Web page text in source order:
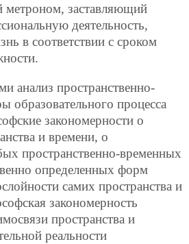
заставляющий
деятельность,
в соответствии с сроком
анализ пространственно-
образовательного процесса
закономерности о
и времени, о
пространственно-временных
определенных форм
самих пространства и
закономерность
пространства и
реальности